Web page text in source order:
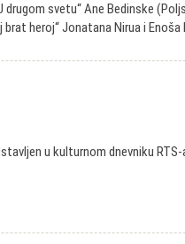
drugom svetu“ Ane Bedinske
heroj“ Jonatana Nirua i Enoša
u kulturnom dnevniku RTS-